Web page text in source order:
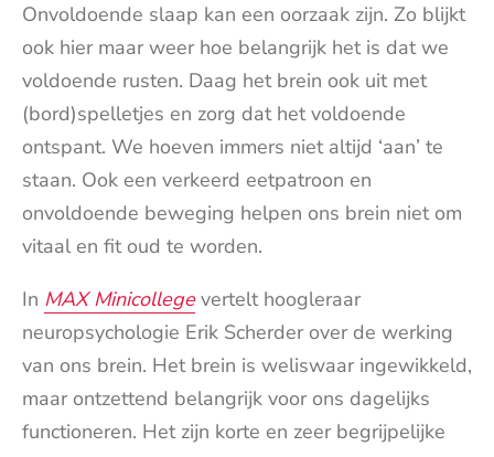
Onvoldoende slaap kan een oorzaak zijn. Zo blijkt
ook hier maar weer hoe belangrijk het is dat we
voldoende rusten. Daag het brein ook uit met
(bord)spelletjes en zorg dat het voldoende
ontspant. We hoeven immers niet altijd ‘aan’ te
staan. Ook een verkeerd eetpatroon en
onvoldoende beweging helpen ons brein niet om
vitaal en fit oud te worden.
In MAX Minicollegevertelt hoogleraar
neuropsychologie Erik Scherder over de werking
van ons brein. Het brein is weliswaar ingewikkeld,
maar ontzettend belangrijk voor ons dagelijks
functioneren. Het zijn korte en zeer begrijpelijke